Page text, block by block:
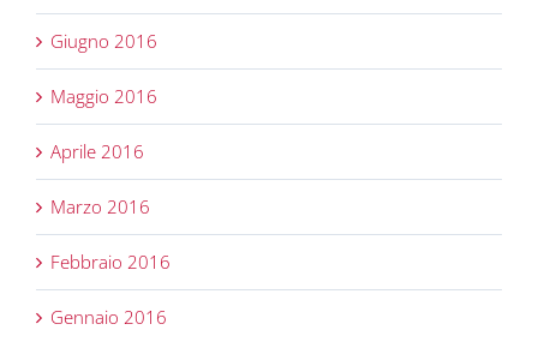
Giugno 2016
Maggio 2016
Aprile 2016
Marzo 2016
Febbraio 2016
Gennaio 2016